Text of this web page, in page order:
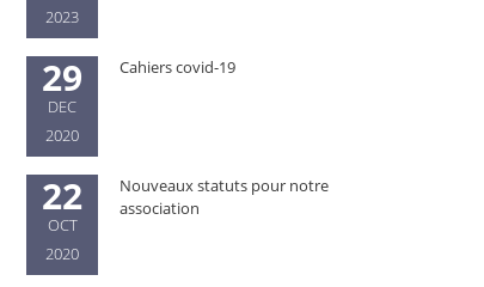
2023
29
DEC
2020
Cahiers covid-19
22
OCT
2020
Nouveaux statuts pour notre
association